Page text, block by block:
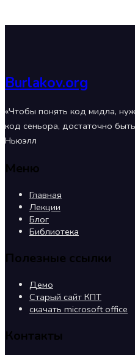
Burlakov.org
«Чтобы понять код мидла,
код сеньора, достаточно
Ньюэлл
Меню
Главная
Лекции
Блог
Библиотека
Полезные ссылки
Демо
Старый сайт КПТ
скачать microsoft office
Контакты